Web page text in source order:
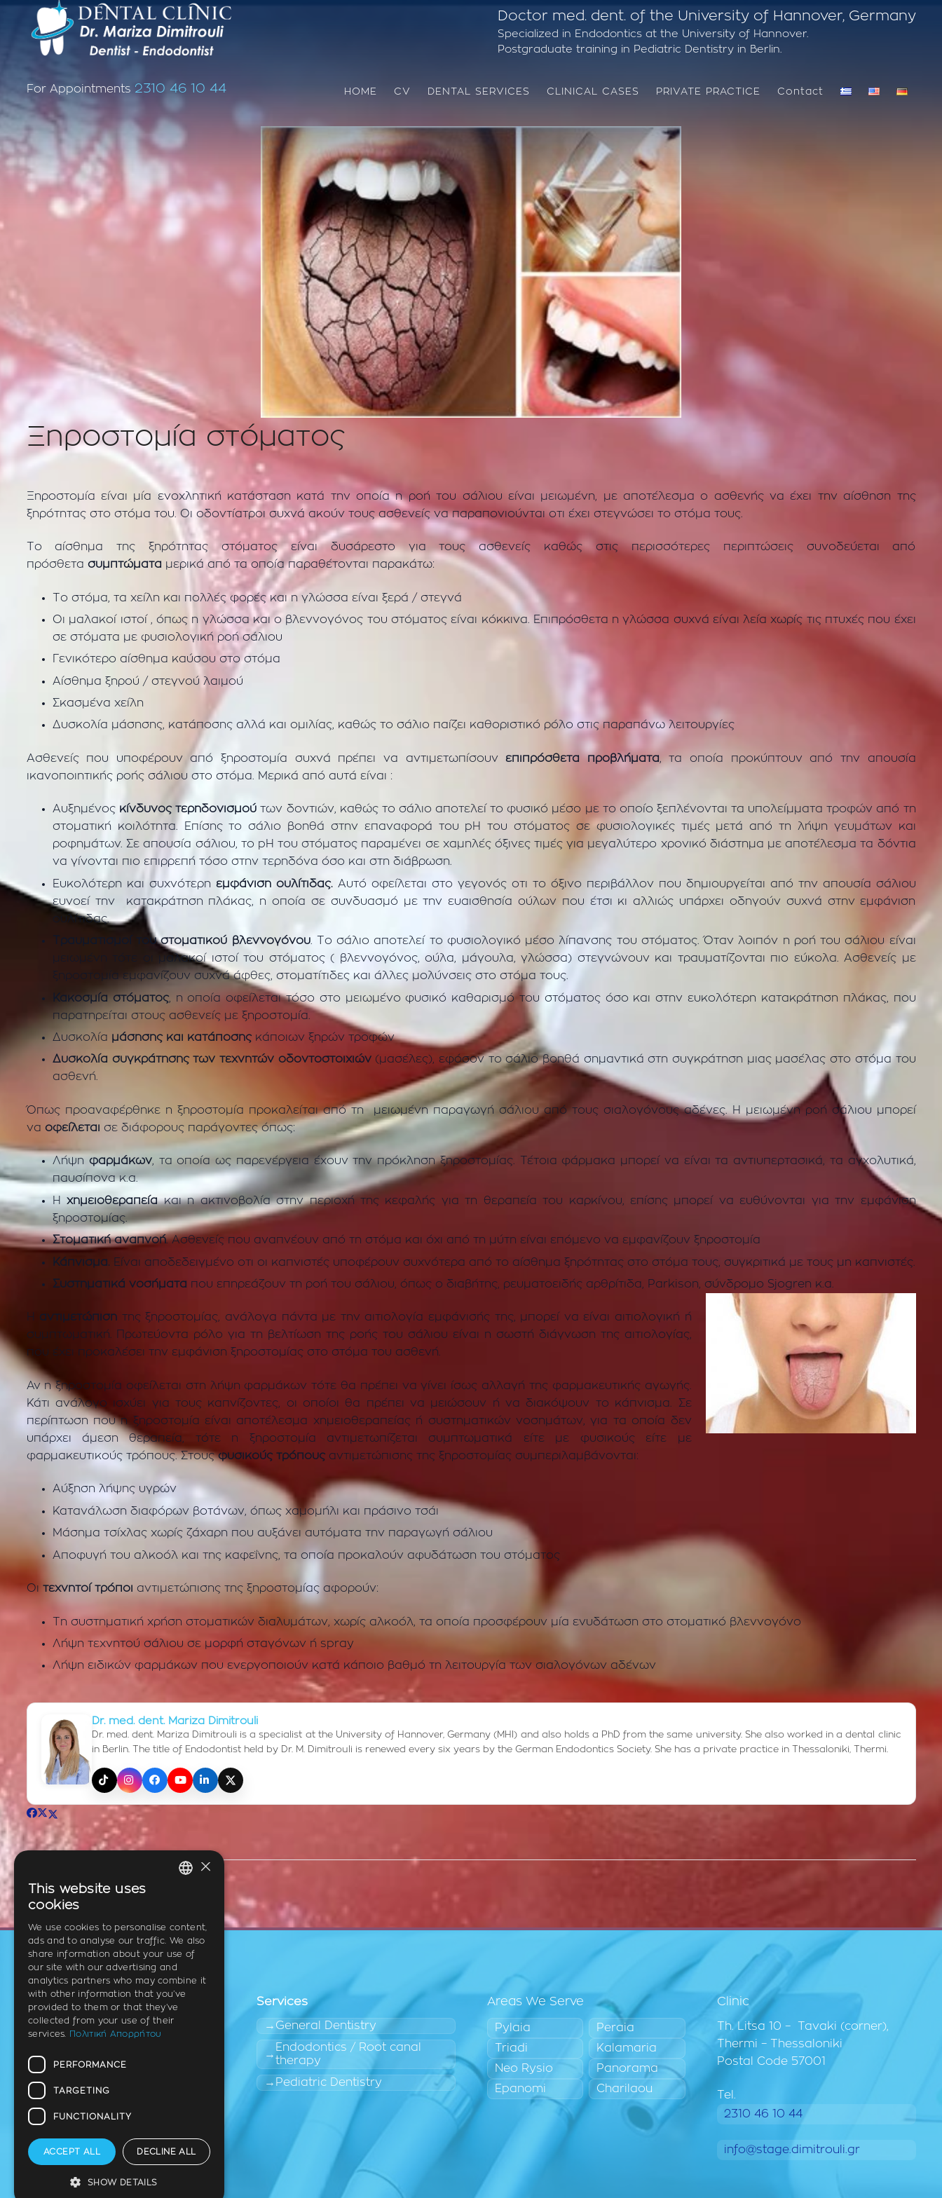
Doctor med. dent. of the University of Hannover, Germany
Specialized in Endodontics at the University of Hannover.
Postgraduate training in Pediatric Dentistry in Berlin.
For Appointments 2310 46 10 44 HOME CV DENTAL SERVICES CLINICAL CASES PRIVATE PRACTICE Contact
Ξηροστομία στόματος
Ξηροστομία είναι μία ενοχλητική κατάσταση κατά την οποία η ροή του σάλιου είναι μειωμένη, με αποτέλεσμα ο ασθενής να έχει την αίσθηση της
ξηρότητας στο στόμα του. Οι οδοντίατροι συχνά ακούν τους ασθενείς να παραπονιούνται οτι έχει στεγνώσει το στόμα τους.
Το αίσθημα της ξηρότητας στόματος είναι δυσάρεστο για τους ασθενείς καθώς στις περισσότερες περιπτώσεις συνοδεύεται από
πρόσθετα συμπτώματα μερικά από τα οποία παραθέτονται παρακάτω:
Το στόμα, τα χείλη και πολλές φορές και η γλώσσα είναι ξερά / στεγνά
Οι μαλακοί ιστοί , όπως η γλώσσα και ο βλεννογόνος του στόματος είναι κόκκινα. Επιπρόσθετα η γλώσσα συχνά είναι λεία χωρίς τις πτυχές που έχει
σε στόματα με φυσιολογική ροή σάλιου
Γενικότερο αίσθημα καύσου στο στόμα
Αίσθημα ξηρού / στεγνού λαιμού
Σκασμένα χείλη
Δυσκολία μάσησης, κατάποσης αλλά και ομιλίας, καθώς το σάλιο παίζει καθοριστικό ρόλο στις παραπάνω λειτουργίες
Ασθενείς που υποφέρουν από ξηροστομία συχνά πρέπει να αντιμετωπίσουνεπιπρόσθετα προβλήματα , τα οποία προκύπτουν από την απουσία
ικανοποιητικής ροής σάλιου στο στόμα. Μερικά από αυτά είναι :
Αυξημένος κίνδυνος τερηδονισμού των δοντιών, καθώς το σάλιο αποτελεί το φυσικό μέσο με το οποίο ξεπλένονται τα υπολείμματα τροφών από τη
στοματική κοιλότητα. Επίσης το σάλιο βοηθά στην επαναφορά του pH του στόματος σε φυσιολογικές τιμές μετά από τη λήψη γευμάτων και
ροφημάτων. Σε απουσία σάλιου, το pH του στόματος παραμένει σε χαμηλές όξινες τιμές για μεγαλύτερο χρονικό διάστημα με αποτέλεσμα τα δόντια
να γίνονται πιο επιρρεπή τόσο στην τερηδόνα όσο και στη διάβρωση.
Ευκολότερη και συχνότερη εμφάνιση ουλίτιδας.Αυτό οφείλεται στο γεγονός οτι το όξινο περιβάλλον που δημιουργείται από την απουσία σάλιου
ευνοεί την κατακράτηση πλάκας, η οποία σε συνδυασμό με την ευαισθησία ούλων που έτσι κι αλλιώς υπάρχει οδηγούν συχνά στην εμφάνιση
ουλίτιδας.
Τραυματισμοί του στοματικού βλεννογόνου. Το σάλιο αποτελεί το φυσιολογικό μέσο λίπανσης του στόματος. Όταν λοιπόν η ροή του σάλιου είναι
μειωμένη τότε οι μαλακοί ιστοί του στόματος ( βλεννογόνος, ούλα, μάγουλα, γλώσσα) στεγνώνουν και τραυματίζονται πιο εύκολα. Ασθενείς με
ξηροστομία εμφανίζουν συχνά άφθες, στοματίτιδες και άλλες μολύνσεις στο στόμα τους.
Κακοσμία στόματος, η οποία οφείλεται τόσο στο μειωμένο φυσικό καθαρισμό του στόματος όσο και στην ευκολότερη κατακράτηση πλάκας, που
παρατηρείται στους ασθενείς με ξηροστομία.
Δυσκολία μάσησης και κατάποσηςκάποιων ξηρών τροφών
Δυσκολία συγκράτησης των τεχνητών οδοντοστοιχιών(μασέλες), εφόσον το σάλιο βοηθά σημαντικά στη συγκράτηση μιας μασέλας στο στόμα του
ασθενή.
Όπως προαναφέρθηκε η ξηροστομία προκαλείται από τη μειωμένη παραγωγή σάλιου από τους σιαλογόνους αδένες. Η μειωμένη ροή σάλιου μπορεί
να οφείλεται σε διάφορους παράγοντες όπως:
Λήψη φαρμάκων, τα οποία ως παρενέργεια έχουν την πρόκληση ξηροστομίας. Τέτοια φάρμακα μπορεί να είναι τα αντιυπερτασικά, τα αγχολυτικά,
παυσίπονα κ.α.
Ηχημειοθεραπείακαι η ακτινοβολία στην περιοχή της κεφαλής για τη θεραπεία του καρκίνου, επίσης μπορεί να ευθύνονται για την εμφάνιση
ξηροστομίας.
Στοματική αναπνοή. Ασθενείς που αναπνέουν από τη στόμα και όχι από τη μύτη είναι επόμενο να εμφανίζουν ξηροστομία
Κάπνισμα. Είναι αποδεδειγμένο οτι οι καπνιστές υποφέρουν συχνότερα από το αίσθημα ξηρότητας στο στόμα τους, συγκριτικά με τους μη καπνιστές.
Συστηματικά νοσήματα που επηρεάζουν τη ροή του σάλιου, όπως ο διαβήτης, ρευματοειδής αρθρίτιδα, Parkison, σύνδρομο Sjogren κ.α.
Η αντιμετώπιση της ξηροστομίας, ανάλογα πάντα με την αιτιολογία εμφάνισής της, μπορεί να είναι αιτιολογική ή
συμπτωματική. Πρωτεύοντα ρόλο για τη βελτίωση της ροής του σάλιου είναι η σωστή διάγνωση της αιτιολογίας,
που έχει προκαλέσει την εμφάνιση ξηροστομίας στο στόμα του ασθενή.
Αν η ξηροστομία οφείλεται στη λήψη φαρμάκων τότε θα πρέπει να γίνει ίσως αλλαγή της φαρμακευτικής αγωγής.
Κάτι ανάλογο ισχύει για τους καπνίζοντες, οι οποίοι θα πρέπει να μειώσουν ή να διακόψουν το κάπνισμα. Σε
περίπτωση που η ξηροστομία είναι αποτέλεσμα χημειοθεραπείας ή συστηματικών νοσημάτων, για τα οποία δεν
υπάρχει άμεση θεραπεία, τότε η ξηροστομία αντιμετωπίζεται συμπτωματικά είτε με φυσικούς είτε με
φαρμακευτικούς τρόπους. Στουςφυσικούς τρόπουςαντιμετώπισης της ξηροστομίας συμπεριλαμβάνονται:
Αύξηση λήψης υγρών
Κατανάλωση διαφόρων βοτάνων, όπως χαμομήλι και πράσινο τσάι
Μάσημα τσίχλας χωρίς ζάχαρη που αυξάνει αυτόματα την παραγωγή σάλιου
Αποφυγή του αλκοόλ και της καφεΐνης, τα οποία προκαλούν αφυδάτωση του στόματος
Οι τεχνητοί τρόποι αντιμετώπισης της ξηροστομίας αφορούν:
Τη συστηματική χρήση στοματικών διαλυμάτων, χωρίς αλκοόλ, τα οποία προσφέρουν μία ενυδάτωση στο στοματικό βλεννογόνο
Λήψη τεχνητού σάλιου σε μορφή σταγόνων ή spray
Λήψη ειδικών φαρμάκων που ενεργοποιούν κατά κάποιο βαθμό τη λειτουργία των σιαλογόνων αδένων
Dr. med. dent. Mariza Dimitrouli
Dr. med. dent. Mariza Dimitrouli is a specialist at the University of Hannover, Germany (MHI) and also holds a PhD from the same university. She also worked in a dental clinic
in Berlin. The title of Endodontist held by Dr. M. Dimitrouli is renewed every six years by the German Endodontics Society. She has a private practice in Thessaloniki, Thermi.
TikTokInstagramFacebookYouTubeLinkedInX (Twitter)
Dentist
Terms of use of personal data
Services
General Dentistry
Endodontics / Root canal
therapy
Pediatric Dentistry
Areas We Serve
Pylaia
Triadi
Neo Rysio
Epanomi
Peraia
Kalamaria
Panorama
Charilaou
Clinic
Th. Litsa 10 – Tavaki (corner),
Thermi – Thessaloniki
Postal Code 57001
Tel.
2310 46 10 44
info@stage.dimitrouli.gr
ENGLISH
GERMAN
×
This website uses
cookies
We use cookies to personalise content,
ads and to analyse our traffic. We also
share information about your use of
our site with our advertising and
analytics partners who may combine it
with other information that you’ve
provided to them or that they’ve
collected from your use of their
services.
Πολιτική Απορρήτου
PERFORMANCE
TARGETING
FUNCTIONALITY
ACCEPT ALL DECLINE ALL
SHOW DETAILS